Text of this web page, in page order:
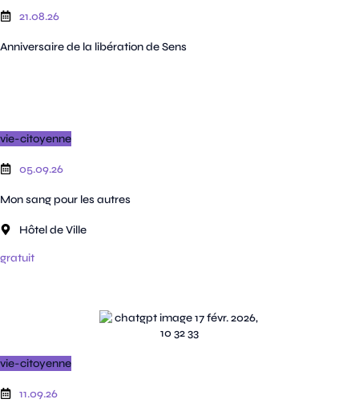
21.08.26
Anniversaire de la libération de Sens
vie-citoyenne
05.09.26
Mon sang pour les autres
Hôtel de Ville
gratuit
vie-citoyenne
11.09.26